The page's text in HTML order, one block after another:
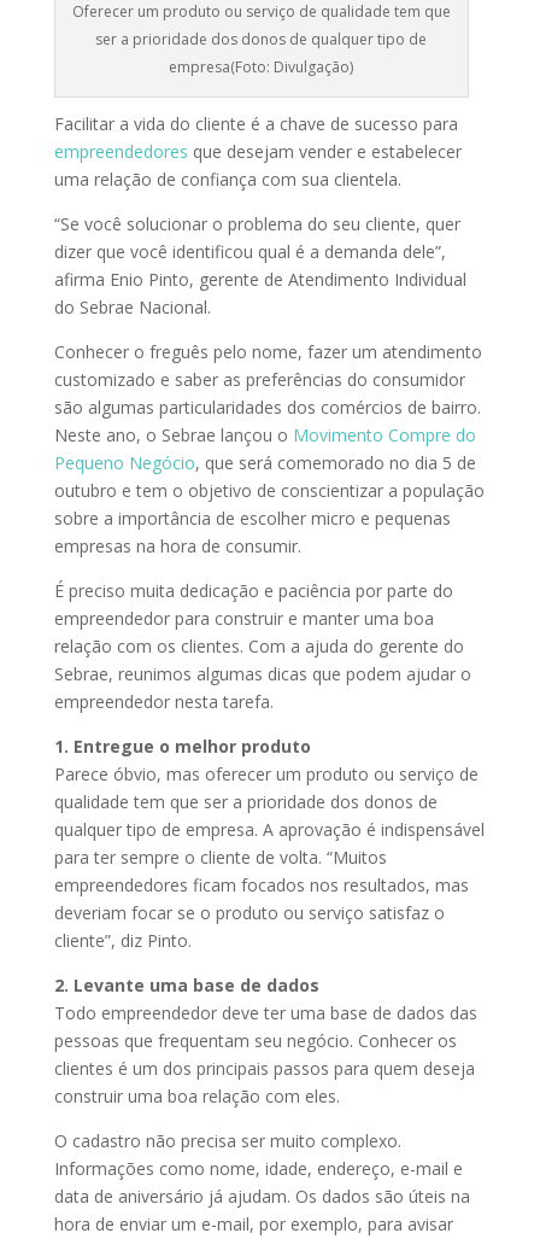
Oferecer um produto ou serviço de qualidade tem que
ser a prioridade dos donos de qualquer tipo de
empresa(Foto: Divulgação)
Facilitar a vida do cliente é a chave de sucesso para
empreendedores que desejam vender e estabelecer
uma relação de confiança com sua clientela.
“Se você solucionar o problema do seu cliente, quer
dizer que você identificou qual é a demanda dele”,
afirma Enio Pinto, gerente de Atendimento Individual
do Sebrae Nacional.
Conhecer o freguês pelo nome, fazer um atendimento
customizado e saber as preferências do consumidor
são algumas particularidades dos comércios de bairro.
Neste ano, o Sebrae lançou o Movimento Compre do
Pequeno Negócio, que será comemorado no dia 5 de
outubro e tem o objetivo de conscientizar a população
sobre a importância de escolher micro e pequenas
empresas na hora de consumir.
É preciso muita dedicação e paciência por parte do
empreendedor para construir e manter uma boa
relação com os clientes. Com a ajuda do gerente do
Sebrae, reunimos algumas dicas que podem ajudar o
empreendedor nesta tarefa.
1. Entregue o melhor produto
Parece óbvio, mas oferecer um produto ou serviço de
qualidade tem que ser a prioridade dos donos de
qualquer tipo de empresa. A aprovação é indispensável
para ter sempre o cliente de volta. “Muitos
empreendedores ficam focados nos resultados, mas
deveriam focar se o produto ou serviço satisfaz o
cliente”, diz Pinto.
2. Levante uma base de dados
Todo empreendedor deve ter uma base de dados das
pessoas que frequentam seu negócio. Conhecer os
clientes é um dos principais passos para quem deseja
construir uma boa relação com eles.
O cadastro não precisa ser muito complexo.
Informações como nome, idade, endereço, e-mail e
data de aniversário já ajudam. Os dados são úteis na
hora de enviar um e-mail, por exemplo, para avisar